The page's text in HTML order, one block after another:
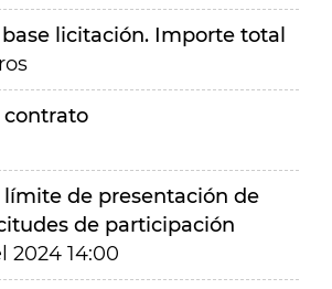
licitación. Importe total
contrato
límite de presentación de
de participación
2024 14:00